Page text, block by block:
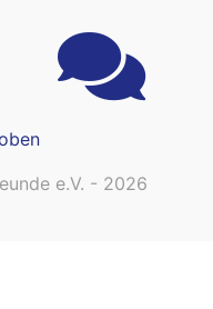
e.V. - 2026